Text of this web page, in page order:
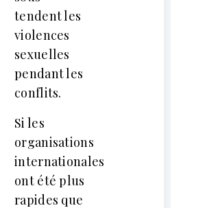
tendent les
violences
sexuelles
pendant les
conflits.
Si les
organisations
internationales
ont été plus
rapides que